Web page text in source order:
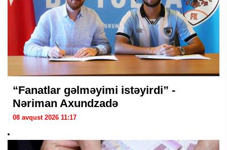
“Fanatlar gəlməyimi istəyirdi” -
Nəriman Axundzadə
08 avqust 2026 11:17